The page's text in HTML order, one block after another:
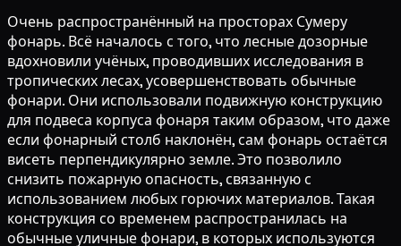
Очень распространённый на просторах Сумеру
фонарь. Всё началось с того, что лесные дозорные
вдохновили учёных, проводивших исследования в
тропических лесах, усовершенствовать обычные
фонари. Они использовали подвижную конструкцию
для подвеса корпуса фонаря таким образом, что даже
если фонарный столб наклонён, сам фонарь остаётся
висеть перпендикулярно земле. Это позволило
снизить пожарную опасность, связанную с
использованием любых горючих материалов. Такая
конструкция со временем распространилась на
обычные уличные фонари, в которых используются